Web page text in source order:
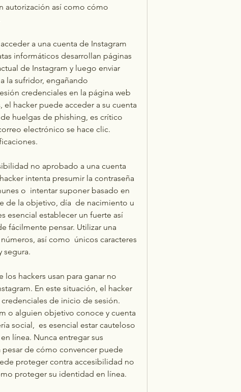
autorización así como cómo
a una cuenta de Instagram
informáticos desarrollan páginas
de Instagram y luego enviar
la sufridor, engañando
credenciales en la página web
hacker puede acceder a su cuenta
huelgas de phishing, es crítico
electrónico se hace clic.
no aprobado a una cuenta
intenta presumir la contraseña
o  intentar suponer basado en
de la objetivo, día  de nacimiento u
esencial establecer un fuerte así
fácilmente pensar. Utilizar una
así como  únicos caracteres
segura.
los hackers usan para ganar no
En este situación, el hacker
de inicio de sesión.
o alguien objetivo conoce y cuenta
social,  es esencial estar cauteloso
línea. Nunca entregar sus
de cómo convencer puede
proteger contra accesibilidad no
proteger su identidad en línea.